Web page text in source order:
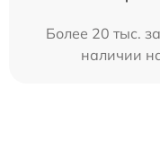
Более 20 тыс.
наличии